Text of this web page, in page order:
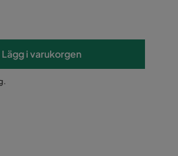
Lägg i varukorgen